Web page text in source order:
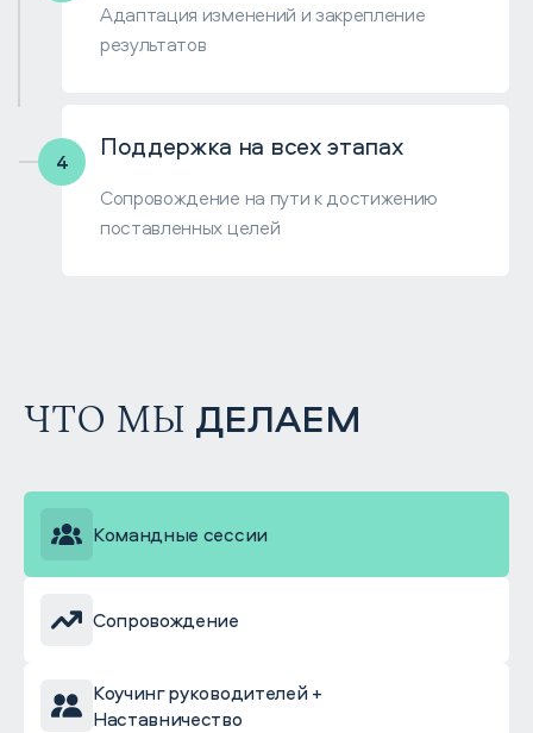
Адаптация изменений и закрепление
результатов
Поддержка на всех этапах
Сопровождение на пути к достижению
поставленных целей
ЧТО МЫ ДЕЛАЕМ
Командные сессии
Сопровождение
Коучинг руководителей +
Наставничество